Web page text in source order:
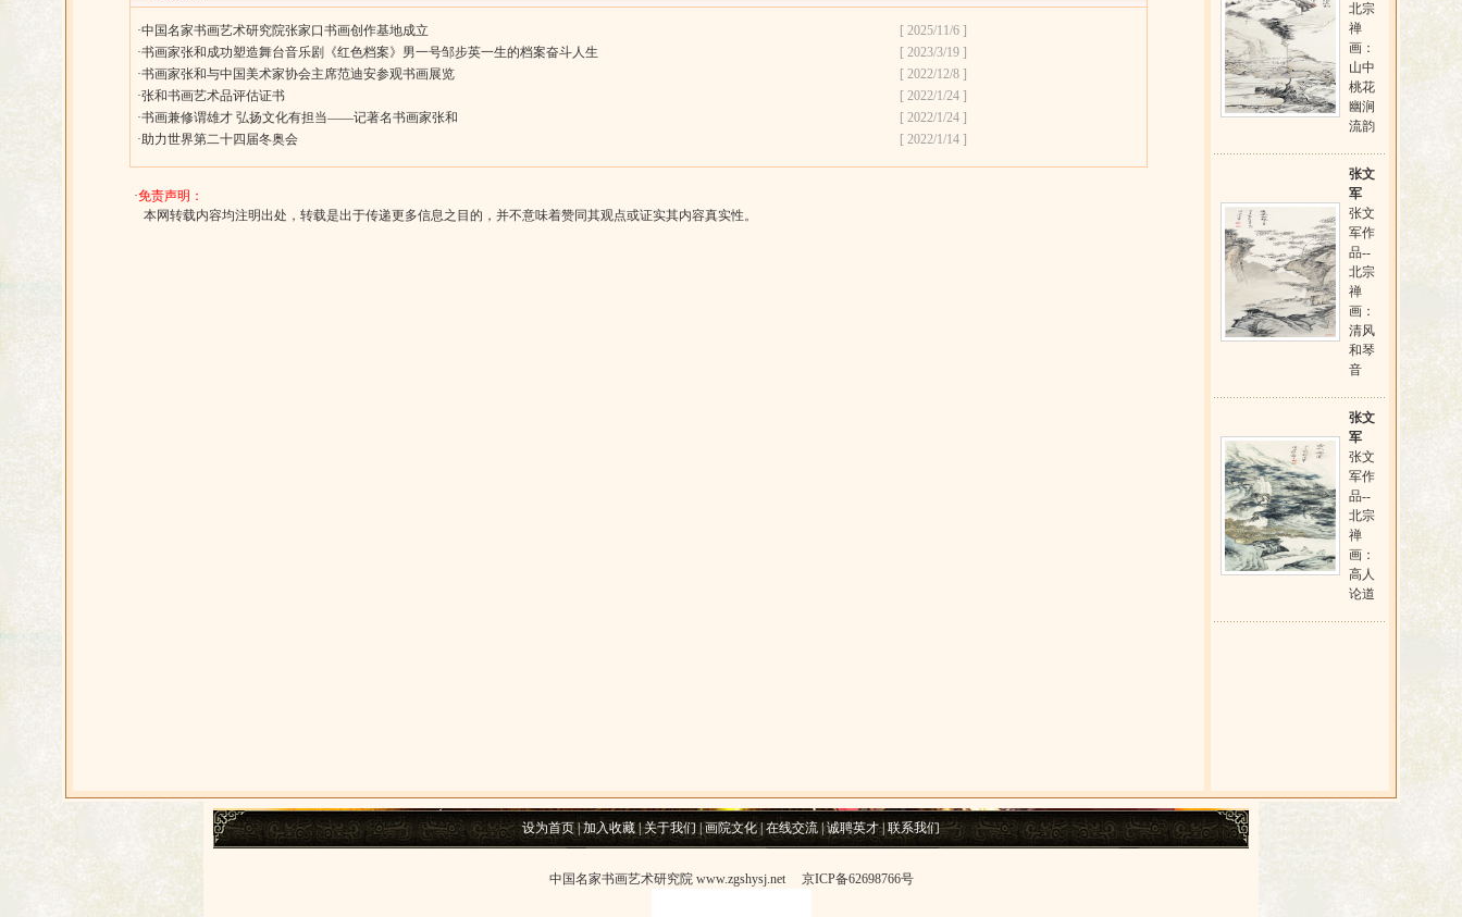
·中国名家书画艺术研究院张家口书画创作基地成立
[ 2025/11/6 ]
·书画家张和成功塑造舞台音乐剧《红色档案》男一号邹步英一生的档案奋斗人生
[ 2023/3/19 ]
·书画家张和与中国美术家协会主席范迪安参观书画展览
[ 2022/12/8 ]
·张和书画艺术品评估证书
[ 2022/1/24 ]
·书画兼修谓雄才 弘扬文化有担当——记著名书画家张和
[ 2022/1/24 ]
·助力世界第二十四届冬奥会 [ 2022/1/14 ]
·免责声明：
本网转载内容均注明出处，转载是出于传递更多信息之目的，并不意味着赞同其观点或证实其内容真实性。
北宗
禅
画：
山中
桃花
幽涧
流韵
张文
军
张文
军作
品--
北宗
禅
画：
清风
和琴
音
张文
军
张文
军作
品--
北宗
禅
画：
高人
论道
设为首页 | 加入收藏 关于我们 画院文化 在线交流 诚聘英才 | 联系我们
中国名家书画艺术研究院 www.zgshysj.net 京ICP备62698766号